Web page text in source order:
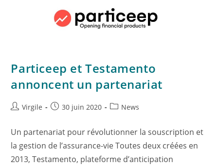
Particeep et Testamento
annoncent un partenariat
Virgile 30 juin 2020 News
Un partenariat pour révolutionner la souscription et
la gestion de l’assurance-vie Toutes deux créées en
2013, Testamento, plateforme d’anticipation